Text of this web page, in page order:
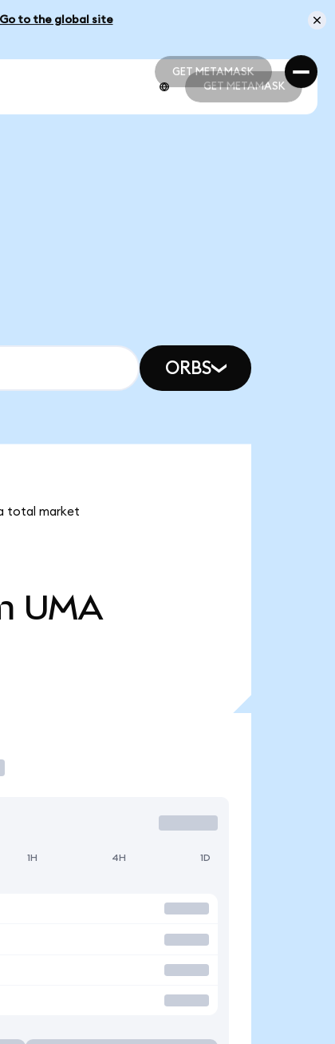
Go to the global site
GET METAMASK
GET METAMASK
GET METAMASK
ORBS
total market
UMA
1H 4H 1D